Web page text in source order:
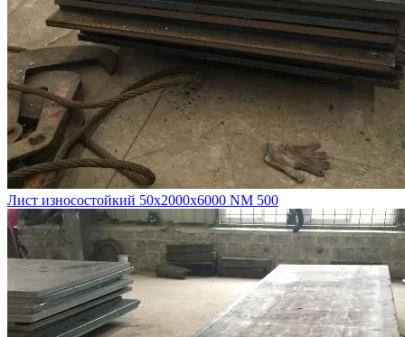
Лист износостойкий 50х2000х6000 NM 500